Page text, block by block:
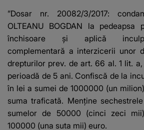
”Dosar nr. 20082/3/2017:
OLTEANU BOGDAN la
închisoare şi aplică
complementară a interzicerii unor
drepturilor prev. de art. 66 al. 1 lit.
perioadă de 5 ani. Confiscă de la
în lei a sumei de 1000000 (un
suma traficată. Menţine
sumelor de 50000 (cinci zeci
100000 (una suta mii) euro.